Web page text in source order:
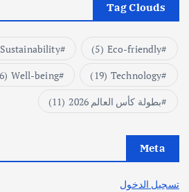
Tag Clouds
Eco-friendly
(5)
Sustainability
Technology
(19)
Well-being
(6)
بطولة كأس العالم 2026
(11)
Meta
تسجيل الدخول